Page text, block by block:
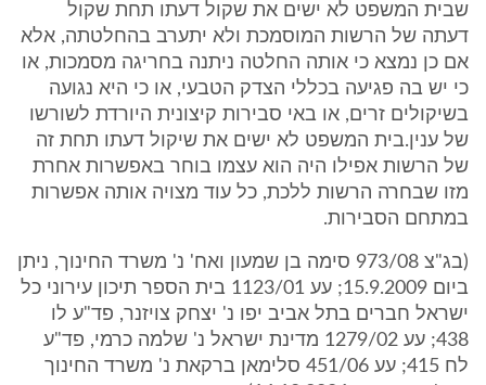
שבית המשפט לא ישים את שקול דעתו תחת שקול
דעתה של הרשות המוסמכת ולא יתערב בהחלטתה, אלא
אם כן נמצא כי אותה החלטה ניתנה בחריגה מסמכות, או
כי יש בה פגיעה בכללי הצדק הטבעי, או כי היא נגועה
בשיקולים זרים, או באי סבירות קיצונית היורדת לשורשו
של ענין.בית המשפט לא ישים את שיקול דעתו תחת זה
של הרשות אפילו היה הוא עצמו בוחר באפשרות אחרת
מזו שבחרה הרשות ללכת, כל עוד מצויה אותה אפשרות
במתחם הסבירות.
(בג"צ 973/08 סימה בן שמעון ואח' נ' משרד החינוך, ניתן
ביום 15.9.2009; עע 1123/01 בית הספר תיכון עירוני כל
ישראל חברים בתל אביב יפו נ' יצחק צויזנר, פד"ע לו
438; עע 1279/02 מדינת ישראל נ' שלמה כרמי, פד"ע
לח 415; עע 451/06 סלימאן ברקאת נ' משרד החינוך